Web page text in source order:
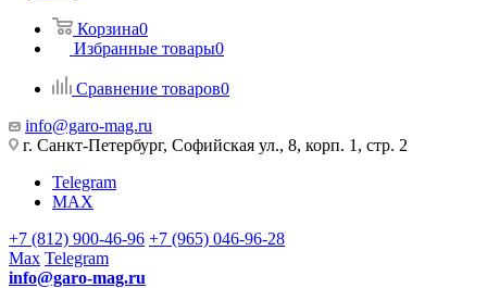
Корзина0
Избранные товары0
Сравнение товаров0
info@garo-mag.ru
г. Санкт-Петербург, Софийская ул., 8, корп. 1, стр. 2
Telegram
MAX
+7 (812) 900-46-96 +7 (965) 046-96-28
Max Telegram
info@garo-mag.ru